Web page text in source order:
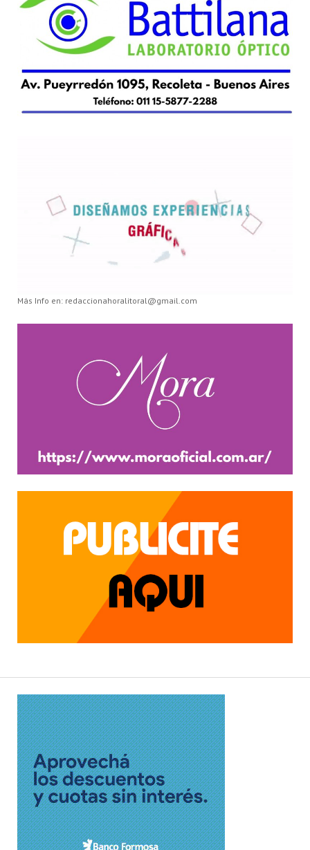
Más Info en: redaccionahoralitoral@gmail.com